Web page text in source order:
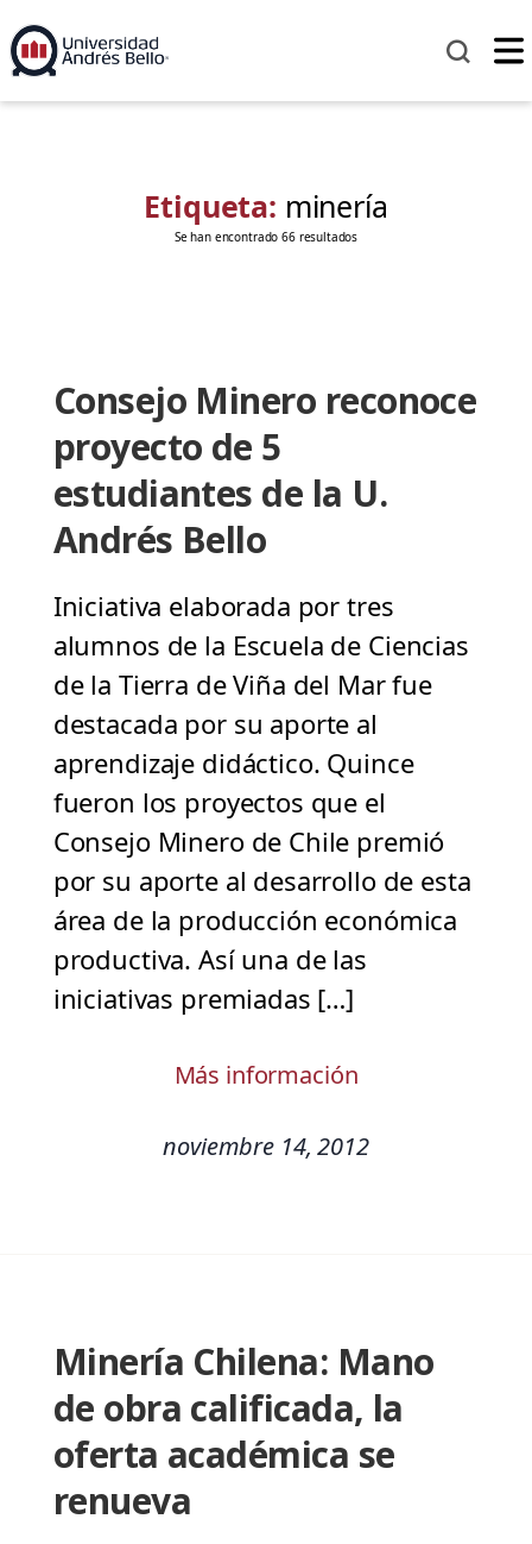
Etiqueta: minería
Se han encontrado 66 resultados
Consejo Minero reconoce
proyecto de 5
estudiantes de la U.
Andrés Bello
Iniciativa elaborada por tres
alumnos de la Escuela de Ciencias
de la Tierra de Viña del Mar fue
destacada por su aporte al
aprendizaje didáctico. Quince
fueron los proyectos que el
Consejo Minero de Chile premió
por su aporte al desarrollo de esta
área de la producción económica
productiva. Así una de las
iniciativas premiadas […]
Más información
noviembre 14, 2012
Minería Chilena: Mano
de obra calificada, la
oferta académica se
renueva